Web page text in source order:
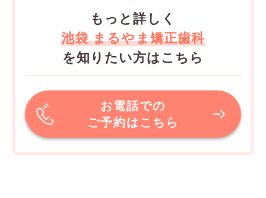
もっと詳しく
池袋 まるやま矯正歯科
を知りたい方はこちら
お電話での
ご予約はこちら